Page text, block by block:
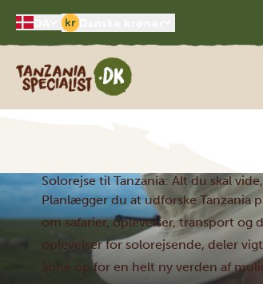
kr
Tanzania Specialist
Solorejse til Tanzania: Alt du skal
Planlægger du at udforske Tanzania
om safarier, oplevelser, transport
oplevelser for solorejsende, deler
åbne op for en helt ny verden af